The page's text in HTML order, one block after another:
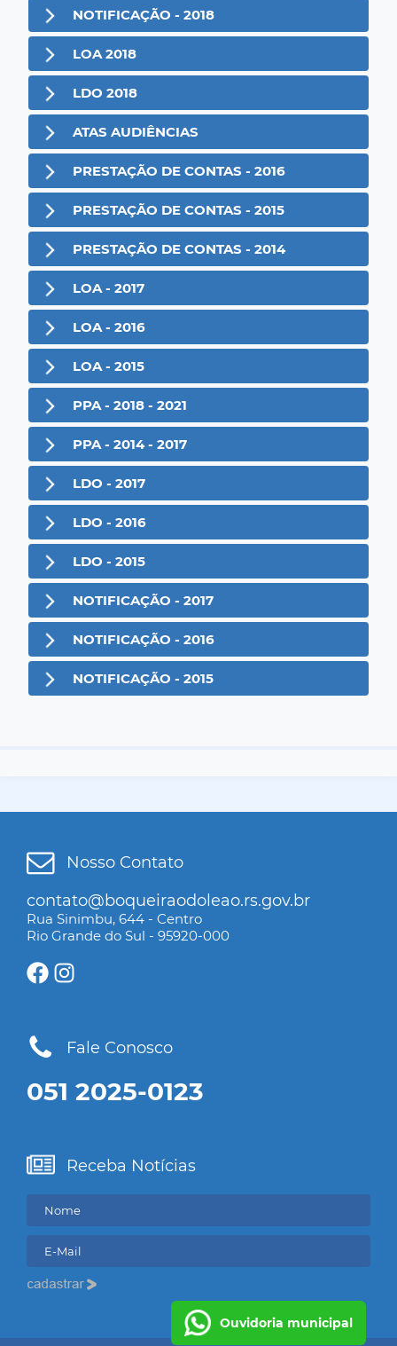
NOTIFICAÇÃO - 2018
LOA 2018
LDO 2018
ATAS AUDIÊNCIAS
PRESTAÇÃO DE CONTAS - 2016
PRESTAÇÃO DE CONTAS - 2015
PRESTAÇÃO DE CONTAS - 2014
LOA - 2017
LOA - 2016
LOA - 2015
PPA - 2018 - 2021
PPA - 2014 - 2017
LDO - 2017
LDO - 2016
LDO - 2015
NOTIFICAÇÃO - 2017
NOTIFICAÇÃO - 2016
NOTIFICAÇÃO - 2015
Nosso Contato
contato@boqueiraodoleao.rs.gov.br
Rua Sinimbu, 644 - Centro
Rio Grande do Sul - 95920-000
Fale Conosco
051 2025-0123
Receba Notícias
Ouvidoria municipal